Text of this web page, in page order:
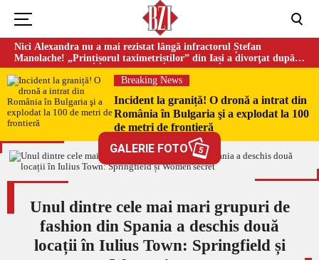
Nici Alexandra nu a mai rezistat lângă infractorul Ștefan
Manolache! „Prințișorul taximetriștilor” din Iași a divorţat după
doi ani de căsnicie
Breaking News
Incident la graniță! O dronă a intrat din
România în Bulgaria şi a explodat la 100
de metri de frontieră
GALERIE FOTO 5
Unul dintre cele mai mari grupuri de
fashion din Spania a deschis două
locații în Iulius Town: Springfield și